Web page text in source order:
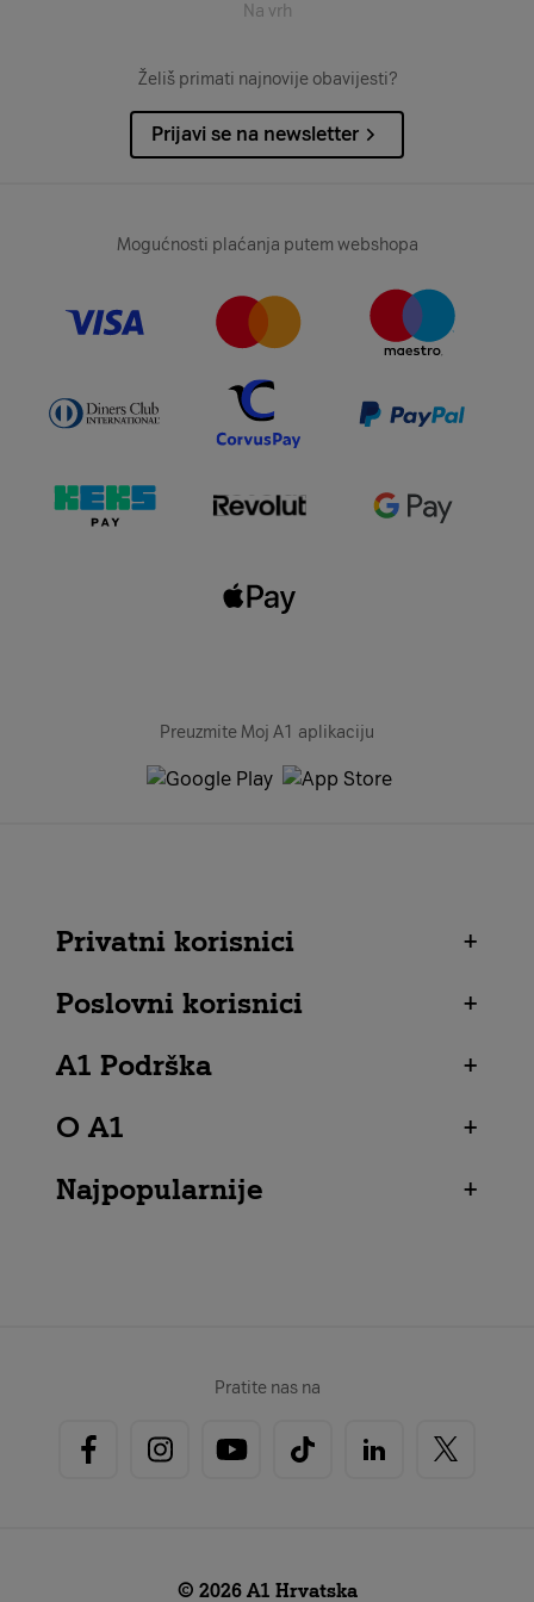
Na vrh
Želiš primati najnovije obavijesti?
Prijavi se na newsletter
Mogućnosti plaćanja putem webshopa
Preuzmite Moj A1 aplikaciju
Privatni korisnici
+
Poslovni korisnici
+
A1 Podrška
+
O A1
+
Najpopularnije
+
Pratite nas na
© 2026 A1 Hrvatska